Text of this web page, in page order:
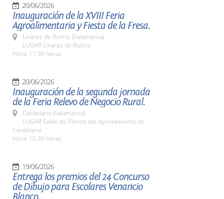
20/06/2026
Inauguración de la XVIII Feria
Agroalimentaria y Fiesta de la Fresa.
Linares de Riofrío (Salamanca)
LUGAR Linares de Riofrío
Hora: 11,30 horas
20/06/2026
Inauguración de la segunda jornada
de la Feria Relevo de Negocio Rural.
Candelario (Salamanca)
LUGAR Salón de Plenos del Ayuntamiento de
Candelario
Hora: 10,30 horas
19/06/2026
Entrega los premios del 24 Concurso
de Dibujo para Escolares Venancio